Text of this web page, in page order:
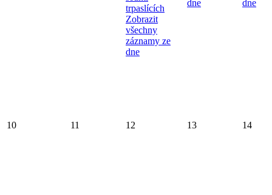
trpaslících
Zobrazit
všechny
záznamy ze
dne
dne
dne
10 11 12 13 14